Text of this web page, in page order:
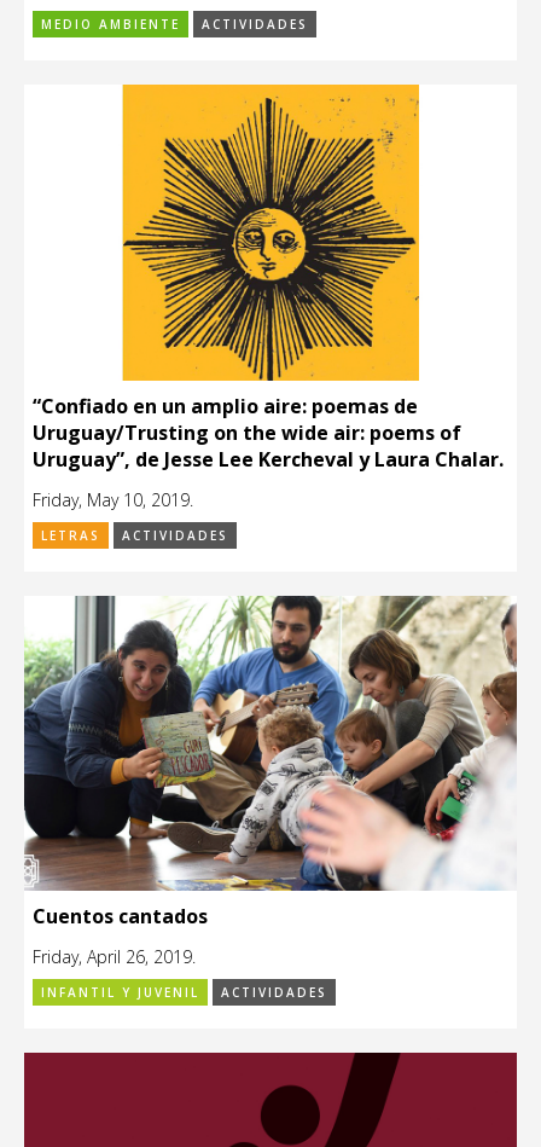
MEDIO AMBIENTE ACTIVIDADES
“Confiado en un amplio aire: poemas de
Uruguay/Trusting on the wide air: poems of
Uruguay”, de Jesse Lee Kercheval y Laura Chalar.
Friday, May 10, 2019.
LETRAS ACTIVIDADES
Cuentos cantados
Friday, April 26, 2019.
INFANTIL Y JUVENIL ACTIVIDADES